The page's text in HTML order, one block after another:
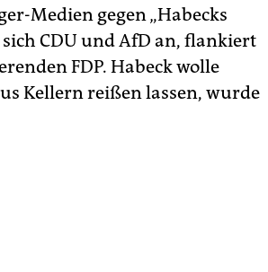
Medien gegen „Habecks
CDU und AfD an, flankiert
FDP. Habeck wolle
Kellern reißen lassen, wurde